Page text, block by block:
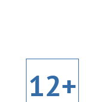
12+